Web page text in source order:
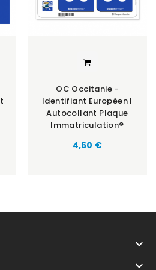
OC Occitanie -
Identifiant Européen |
Autocollant Plaque
Immatriculation®
Prix
4,60 €

